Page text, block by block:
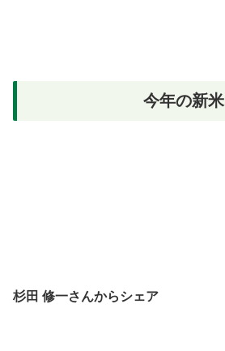
今年の新米
杉田 修一さんからシェア